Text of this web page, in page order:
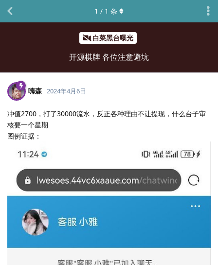
白菜黑台曝光
开源棋牌 各位注意避坑
1 / 1 条
嗨森 2024年4月6日
冲值2700，打了30000流水，反正各种理由不让提现，什么台子审
核要一个星期
图例证据：